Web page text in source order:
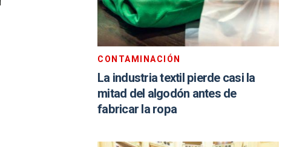
CONTAMINACIÓN
La industria textil pierde casi la
mitad del algodón antes de
fabricar la ropa